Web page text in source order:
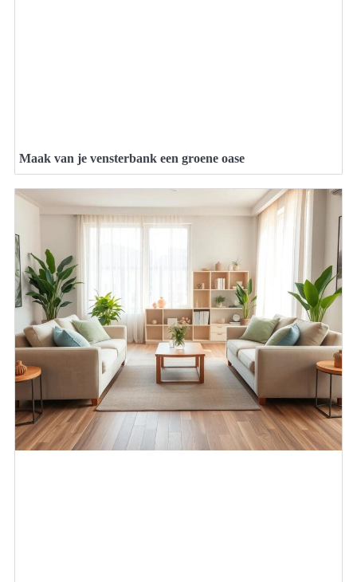
Maak van je vensterbank een groene oase